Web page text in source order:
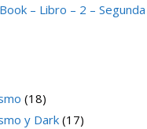
– Libro – 2 –
(18)
y Dark (17)